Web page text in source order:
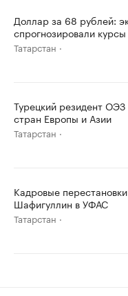
Доллар за 68 рублей:
спрогнозировали
Татарстан
Турецкий резидент ОЭЗ
стран Европы и Азии
Татарстан
Кадровые
Шафигуллин в УФАС
Татарстан